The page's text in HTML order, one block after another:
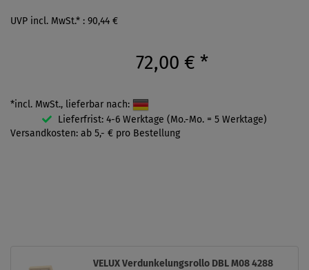
UVP incl. MwSt.* : 90,44 €
72,00 € *
*incl. MwSt., lieferbar nach:
Lieferfrist: 4-6 Werktage (Mo.-Mo. = 5 Werktage)
Versandkosten: ab 5,- € pro Bestellung
VELUX Verdunkelungsrollo DBL M08 4288